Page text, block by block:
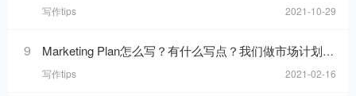
写作tips 2021-10-29
9 Marketing Plan怎么写？有什么写点？我们做市场计划的目的是什么呢？
写作tips 2021-02-16